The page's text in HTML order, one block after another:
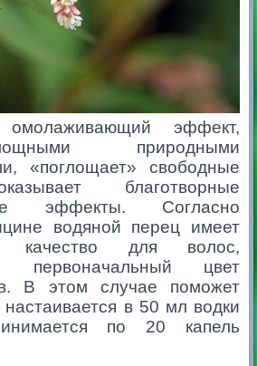
эффект,
природными
«поглощает» свободные
благотворные
эффекты. Согласно
водяной перец имеет
качество для волос,
первоначальный цвет
В этом случае поможет
настаивается в 50 мл водки
по 20 капель